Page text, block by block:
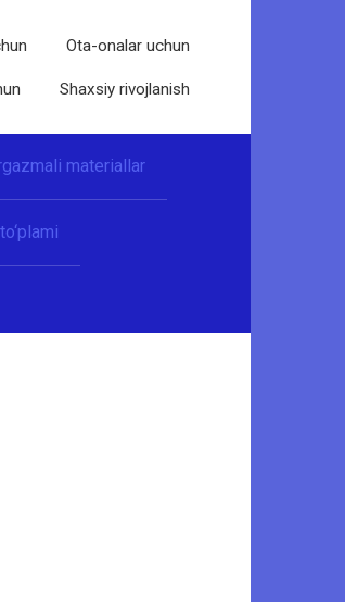
Ota-onalar uchun
Shaxsiy rivojlanish
materiallar